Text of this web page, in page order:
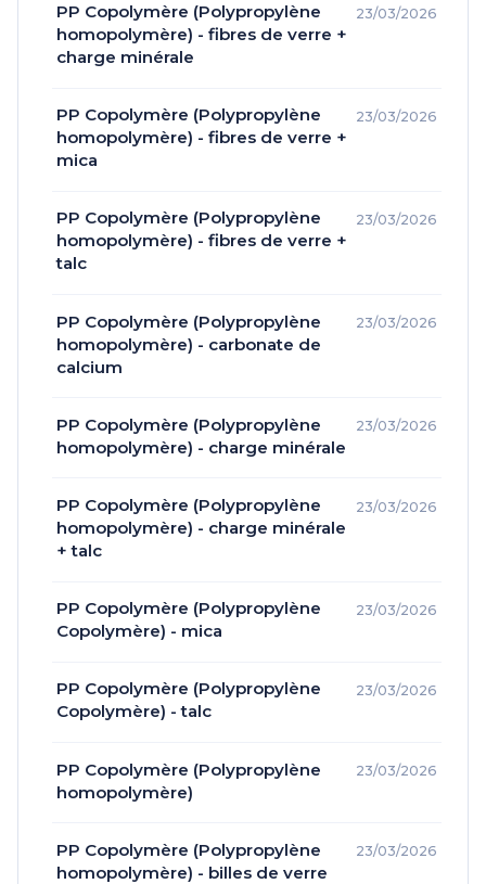
PP Copolymère (Polypropylène
homopolymère) - fibres de verre +
charge minérale
23/03/2026
PP Copolymère (Polypropylène
homopolymère) - fibres de verre +
mica
23/03/2026
PP Copolymère (Polypropylène
homopolymère) - fibres de verre +
talc
23/03/2026
PP Copolymère (Polypropylène
homopolymère) - carbonate de
calcium
23/03/2026
PP Copolymère (Polypropylène
homopolymère) - charge minérale
23/03/2026
PP Copolymère (Polypropylène
homopolymère) - charge minérale
+ talc
23/03/2026
PP Copolymère (Polypropylène
Copolymère) - mica
23/03/2026
PP Copolymère (Polypropylène
Copolymère) - talc
23/03/2026
PP Copolymère (Polypropylène
homopolymère)
23/03/2026
PP Copolymère (Polypropylène
homopolymère) - billes de verre
23/03/2026